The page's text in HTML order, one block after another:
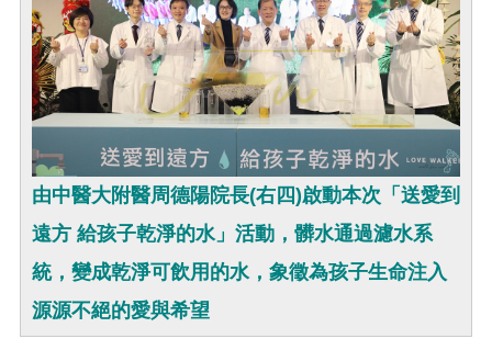
由中醫大附醫周德陽院長(右四)啟動本次「送愛到
遠方 給孩子乾淨的水」活動，髒水通過濾水系
統，變成乾淨可飲用的水，象徵為孩子生命注入
源源不絕的愛與希望